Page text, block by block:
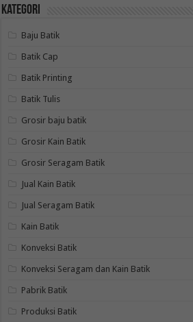
Kategori
Baju Batik
Batik Cap
Batik Printing
Batik Tulis
Grosir baju batik
Grosir Kain Batik
Grosir Seragam Batik
Jual Kain Batik
Jual Seragam Batik
Kain Batik
Konveksi Batik
Konveksi Seragam dan Kain Batik
Pabrik Batik
Produksi Batik